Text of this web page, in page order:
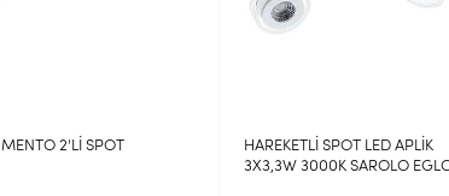
HAREKETLİ SPOT LED APLİK
GONARO 2 Lİ LEDLİ SPOT
EGLO